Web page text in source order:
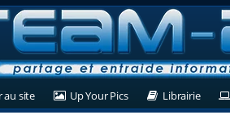
au site(Ouvre un nouvel onglet)
Up Your Pics(Ouvre un nouvel
Librairie